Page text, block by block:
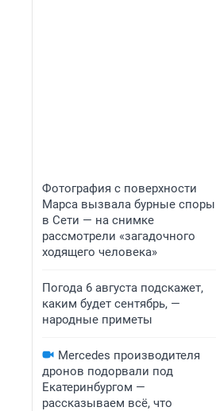
Фотография с поверхности
Марса вызвала бурные споры
в Сети — на снимке
рассмотрели «загадочного
ходящего человека»
Погода 6 августа подскажет,
каким будет сентябрь, —
народные приметы
Mercedes производителя
дронов подорвали под
Екатеринбургом —
рассказываем всё, что